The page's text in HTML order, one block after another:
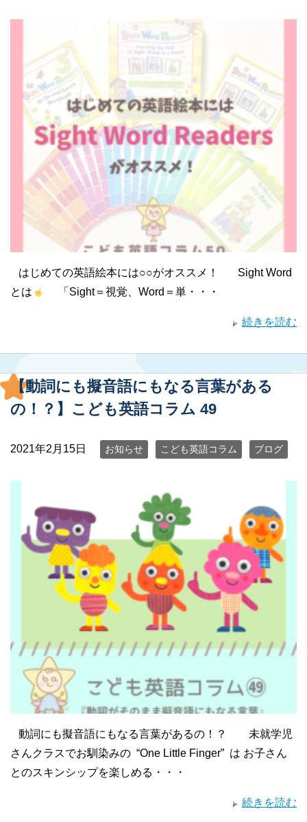
はじめての英語絵本には○○がオススメ！ Sight Word
とは
「Sight＝視覚、Word＝単・・・
続きを読む
【動詞にも擬音語にもなる言葉がある
の！？】こども英語コラム 49
2021年2月15日 お知らせ こども英語コラム ブログ
動詞にも擬音語にもなる言葉があるの！？ 未就学児
さんクラスでお馴染みの “One Little Finger” は お子さん
とのスキンシップを楽しめる・・・
続きを読む